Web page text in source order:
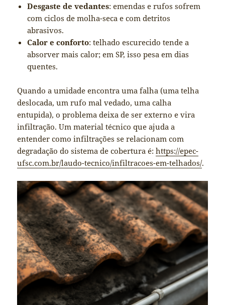
Desgaste de vedantes: emendas e rufos sofrem
com ciclos de molha-seca e com detritos
abrasivos.
Calor e conforto: telhado escurecido tende a
absorver mais calor; em SP, isso pesa em dias
quentes.
Quando a umidade encontra uma falha (uma telha
deslocada, um rufo mal vedado, uma calha
entupida), o problema deixa de ser externo e vira
infiltração. Um material técnico que ajuda a
entender como infiltrações se relacionam com
degradação do sistema de cobertura é:https://epec-
ufsc.com.br/laudo-tecnico/infiltracoes-em-telhados/.